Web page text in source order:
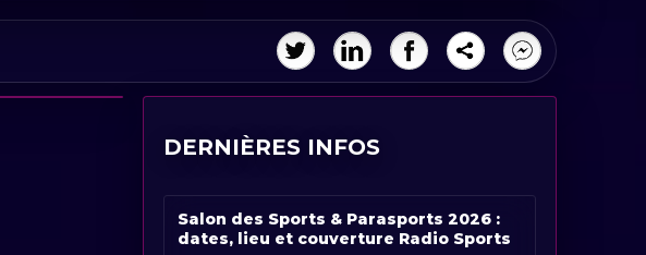
DERNIÈRES INFOS
Salon des Sports & Parasports 2026 :
dates, lieu et couverture Radio Sports